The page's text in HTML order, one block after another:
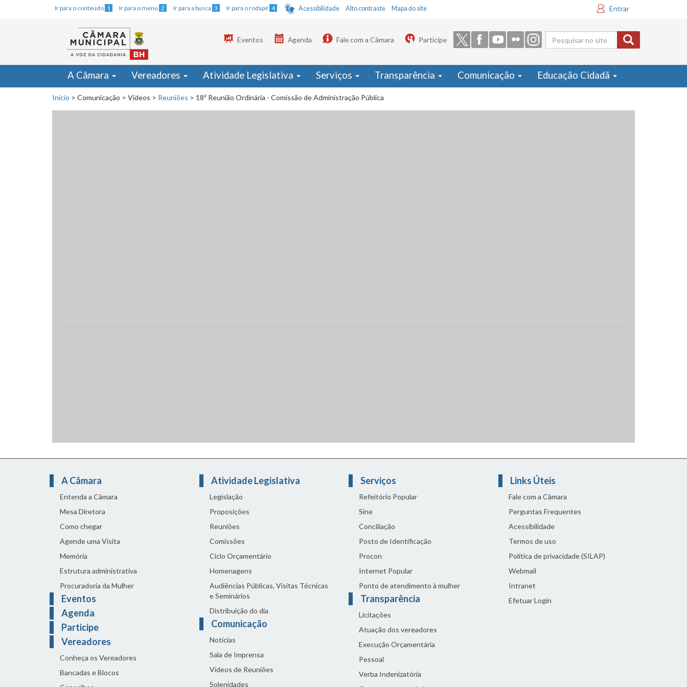
Ir para o conteúdo 1 Ir para o menu 2 Ir para a busca 3 Ir para o rodapé 4 Acessibilidade Alto contraste Mapa do site Entrar
Formulário
de busca
Eventos Agenda Fale com a Câmara Participe
A Câmara Vereadores Atividade Legislativa Serviços Transparência Comunicação Educação Cidadã
Início > Comunicação > Vídeos > Reuniões > 18ª Reunião Ordinária - Comissão de Administração Pública
A Câmara
Entenda a Câmara
Mesa Diretora
Como chegar
Agende uma Visita
Memória
Estrutura administrativa
Procuradoria da Mulher
Eventos
Agenda
Participe
Vereadores
Conheça os Vereadores
Bancadas e Blocos
Atividade Legislativa
Legislação
Proposições
Reuniões
Comissões
Ciclo Orçamentário
Homenagens
Audiências Públicas, Visitas Técnicas
e Seminários
Distribuição do dia
Comunicação
Notícias
Sala de Imprensa
Vídeos de Reuniões
Solenidades
Serviços
Refeitório Popular
Sine
Conciliação
Posto de Identificação
Procon
Internet Popular
Ponto de atendimento à mulher
Transparência
Licitações
Atuação dos vereadores
Execução Orçamentária
Pessoal
Verba Indenizatória
Links Úteis
Fale com a Câmara
Perguntas Frequentes
Acessibilidade
Termos de uso
Política de privacidade (SILAP)
Webmail
Intranet
Efetuar Login